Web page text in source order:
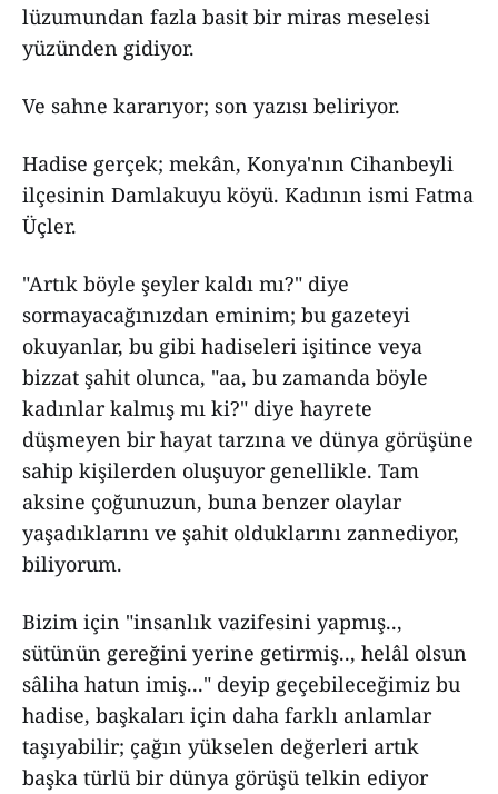
lüzumundan fazla basit bir miras meselesi
yüzünden gidiyor.
Ve sahne kararıyor; son yazısı beliriyor.
Hadise gerçek; mekân, Konya'nın Cihanbeyli
ilçesinin Damlakuyu köyü. Kadının ismi Fatma
Üçler.
"Artık böyle şeyler kaldı mı?" diye
sormayacağınızdan eminim; bu gazeteyi
okuyanlar, bu gibi hadiseleri işitince veya
bizzat şahit olunca, "aa, bu zamanda böyle
kadınlar kalmış mı ki?" diye hayrete
düşmeyen bir hayat tarzına ve dünya görüşüne
sahip kişilerden oluşuyor genellikle. Tam
aksine çoğunuzun, buna benzer olaylar
yaşadıklarını ve şahit olduklarını zannediyor,
biliyorum.
Bizim için "insanlık vazifesini yapmış..,
sütünün gereğini yerine getirmiş.., helâl olsun
sâliha hatun imiş..." deyip geçebileceğimiz bu
hadise, başkaları için daha farklı anlamlar
taşıyabilir; çağın yükselen değerleri artık
başka türlü bir dünya görüşü telkin ediyor